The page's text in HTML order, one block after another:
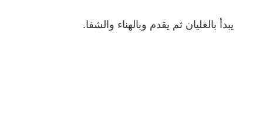
يبدأ بالغليان ثم يقدم وبالهناء والشفا.